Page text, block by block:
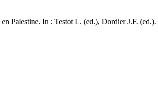
Palestine. In : Testot L. (ed.), Dordier J.F. (ed.).